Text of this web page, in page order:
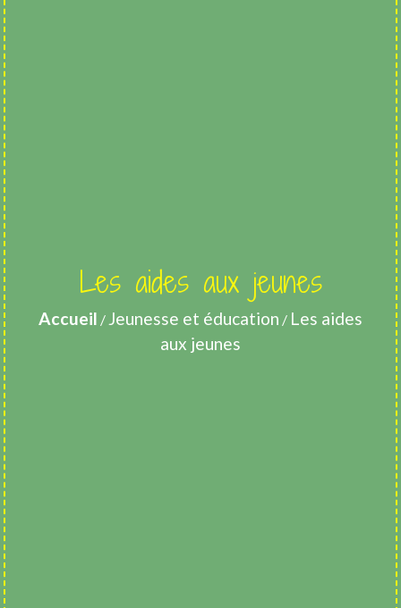
Les aides aux jeunes
Accueil / Jeunesse et éducation / Les aides
aux jeunes